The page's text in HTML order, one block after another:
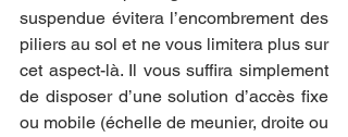
suspendue évitera l’encombrement des
piliers au sol et ne vous limitera plus sur
cet aspect-là. Il vous suffira simplement
de disposer d’une solution d’accès fixe
ou mobile (échelle de meunier, droite ou